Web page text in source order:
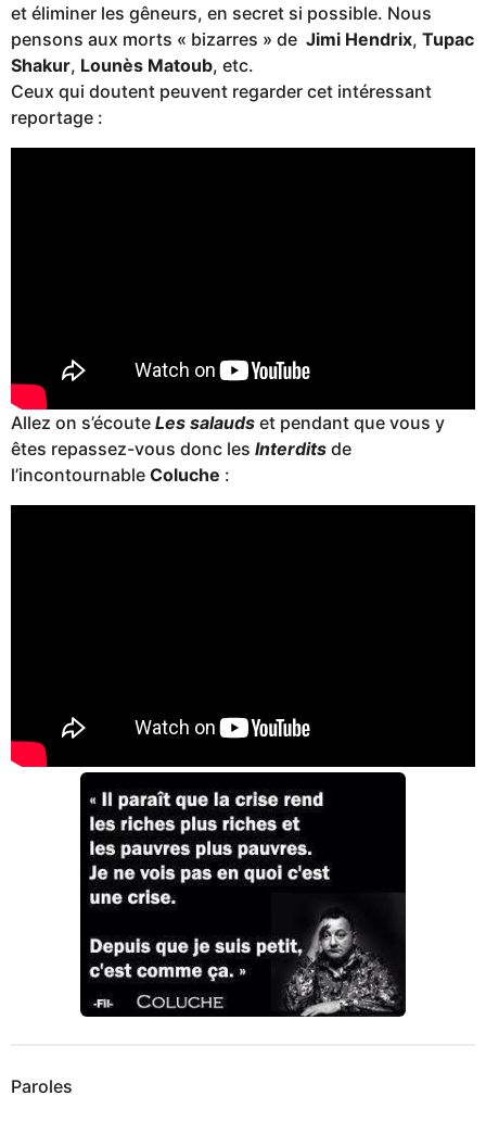
et éliminer les gêneurs, en secret si possible. Nous
pensons aux morts « bizarres » de Jimi Hendrix, Tupac
Shakur, Lounès Matoub, etc.
Ceux qui doutent peuvent regarder cet intéressant
reportage :
Allez on s’écoute Les salauds et pendant que vous y
êtes repassez-vous donc les Interdits de
l’incontournable Coluche :
Paroles